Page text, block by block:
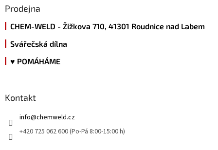
Prodejna
CHEM-WELD - Žižkova 710, 41301 Roudnice nad Labem
Svářečská dílna
♥ POMÁHÁME
Kontakt
info@chemweld.cz
+420 725 062 600 (Po-Pá 8:00-15:00 h)